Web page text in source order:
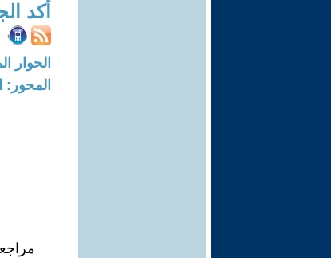
أكد
الحوار المتمدن-
المحور: